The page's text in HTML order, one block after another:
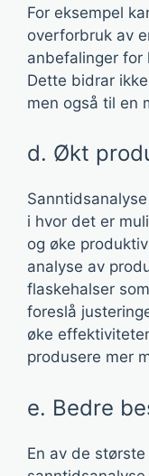
For eksempel
overforbruk av
anbefalinger for
Dette bidrar
men også til en
d. Økt
i hvor det er
og øke
analyse av
flaskehalser
foreslå
øke
produsere mer
e. Bedre
En av de